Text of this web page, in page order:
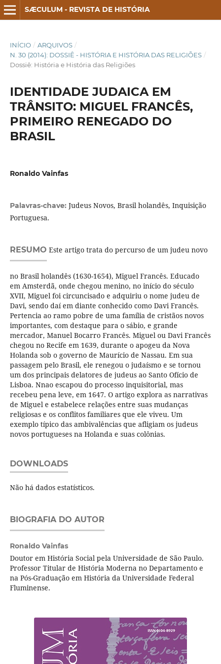
SÆCULUM - REVISTA DE HISTÓRIA
INÍCIO / ARQUIVOS /
N. 30 (2014): DOSSIÊ - HISTÓRIA E HISTÓRIA DAS RELIGIÕES /
Dossiê: História e História das Religiões
IDENTIDADE JUDAICA EM
TRÂNSITO: MIGUEL FRANCÊS,
PRIMEIRO RENEGADO DO
BRASIL
Ronaldo Vainfas
Palavras-chave: Judeus Novos, Brasil holandês, Inquisição
Portuguesa.
RESUMO Este artigo trata do percurso de um judeu novo
no Brasil holandês (1630-1654), Miguel Francês. Educado
em Amsterdã, onde chegou menino, no início do século
XVII, Miguel foi circuncisado e adquiriu o nome judeu de
Davi, sendo daí em diante conhecido como Davi Francês.
Pertencia ao ramo pobre de uma família de cristãos novos
importantes, com destaque para o sábio, e grande
mercador, Manuel Bocarro Francês. Miguel ou Davi Francês
chegou no Recife em 1639, durante o apogeu da Nova
Holanda sob o governo de Maurício de Nassau. Em sua
passagem pelo Brasil, ele renegou o judaísmo e se tornou
um dos principais delatores de judeus ao Santo Ofício de
Lisboa. Nnao escapou do processo inquisitorial, mas
recebeu pena leve, em 1647. O artigo explora as narrativas
de Miguel e estabelece relações entre suas mudanças
religiosas e os conflitos familiares que ele viveu. Um
exemplo típico das ambivalências que afligiam os judeus
novos portugueses na Holanda e suas colônias.
DOWNLOADS
Não há dados estatísticos.
BIOGRAFIA DO AUTOR
Ronaldo Vainfas
Doutor em História Social pela Universidade de São Paulo.
Professor Titular de História Moderna no Departamento e
na Pós-Graduação em História da Universidade Federal
Fluminense.